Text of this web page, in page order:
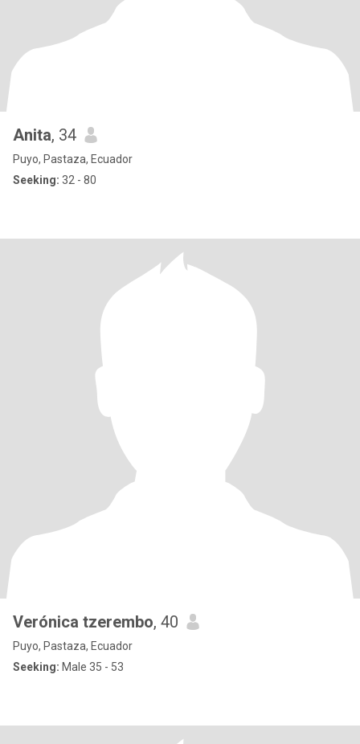
Anita, 34
Puyo, Pastaza, Ecuador
Seeking: 32 - 80
Verónica tzerembo, 40
Puyo, Pastaza, Ecuador
Seeking: Male 35 - 53